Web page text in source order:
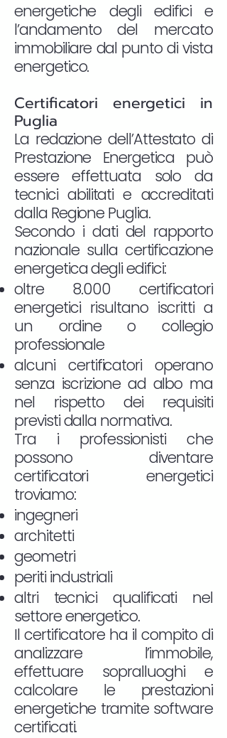
energetiche degli edifici e
l’andamento del mercato
immobiliare dal punto di vista
energetico.
Certificatori energetici in
Puglia
La redazione dell’Attestato di
Prestazione Energetica può
essere effettuata solo da
tecnici abilitati e accreditati
dalla Regione Puglia.
Secondo i dati del rapporto
nazionale sulla certificazione
energetica degli edifici:
oltre 8.000 certificatori
energetici risultano iscritti a
un ordine o collegio
professionale
alcuni certificatori operano
senza iscrizione ad albo ma
nel rispetto dei requisiti
previsti dalla normativa.
Tra i professionisti che
possono diventare
certificatori energetici
troviamo:
ingegneri
architetti
geometri
periti industriali
altri tecnici qualificati nel
settore energetico.
Il certificatore ha il compito di
analizzare l’immobile,
effettuare sopralluoghi e
calcolare le prestazioni
energetiche tramite software
certificati.